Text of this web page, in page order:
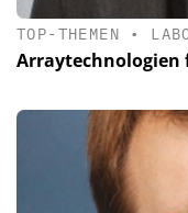
TOP-THEMEN •
Arraytechnologien